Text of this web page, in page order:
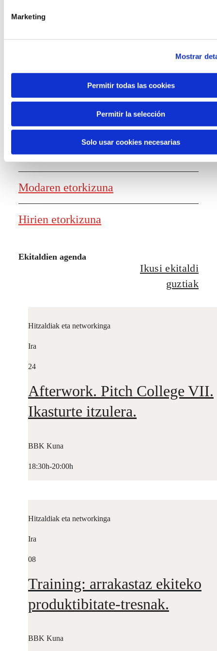
Marketing
Mostrar
Permitir todas las cookies
Permitir la selección
Solo usar cookies necesarias
Ezagutza sortzea
Lanaren etorkizunaren txostena
Elikagaien etorkizuna
Modaren etorkizuna
Hirien etorkizuna
Ekitaldien agenda
Ikusi ekitaldi
guztiak
Hitzaldiak eta networkinga
Ira
24
Afterwork. Pitch College VII.
Ikasturte itzulera.
BBK Kuna
18:30h-20:00h
Hitzaldiak eta networkinga
Ira
08
Training: arrakastaz ekiteko
produktibitate-tresnak.
BBK Kuna